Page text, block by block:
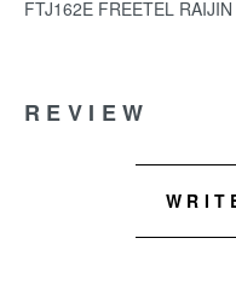
FTJ162E FREETEL RAIJIN
REVIEW